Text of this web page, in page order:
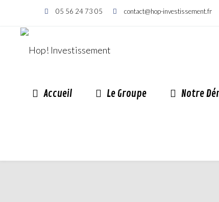
05 56 24 73 05 contact@hop-investissement.fr
Accueil Le Groupe Notre